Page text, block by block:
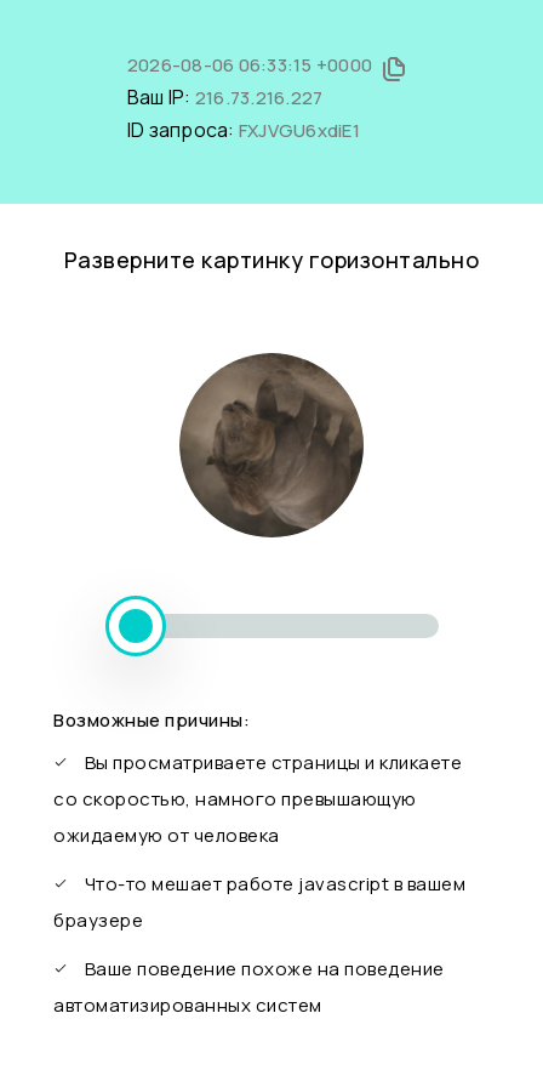
2026-08-06 06:33:15 +0000
Ваш IP: 216.73.216.227
ID запроса: FXJVGU6xdiE1
Разверните картинку горизонтально
Возможные причины:
Вы просматриваете страницы и кликаете
со скоростью, намного превышающую
ожидаемую от человека
Что-то мешает работе javascript в вашем
браузере
Ваше поведение похоже на поведение
автоматизированных систем